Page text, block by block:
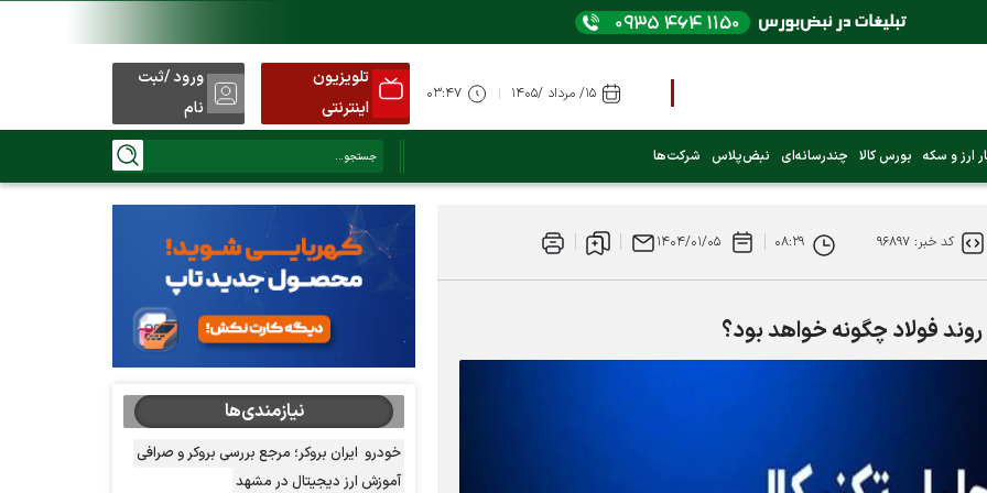
تلویزیون
اینترنتی
ورود /ثبت
نام
ارز و سکه بورس کالا چندرسانه‌ای نبض‌پلاس شرکت‌ها
کد خبر: ۹۶۸۹۷ ۰۸:۲۹ ۱۴۰۴/۰۱/۰۵
نیازمندی‌ها
خودرو ایران بروکر؛ مرجع بررسی بروکر و صرافی
آموزش ارز دیجیتال در مشهد